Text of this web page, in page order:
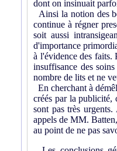
dont on insinuait
Ainsi la notion des
continue à régner
soit aussi
d'importance
à l'évidence des faits.
insuffisance des
nombre de lits et ne
En cherchant à
créés par la publicité,
sont pas très
appels de MM.
au point de ne pas